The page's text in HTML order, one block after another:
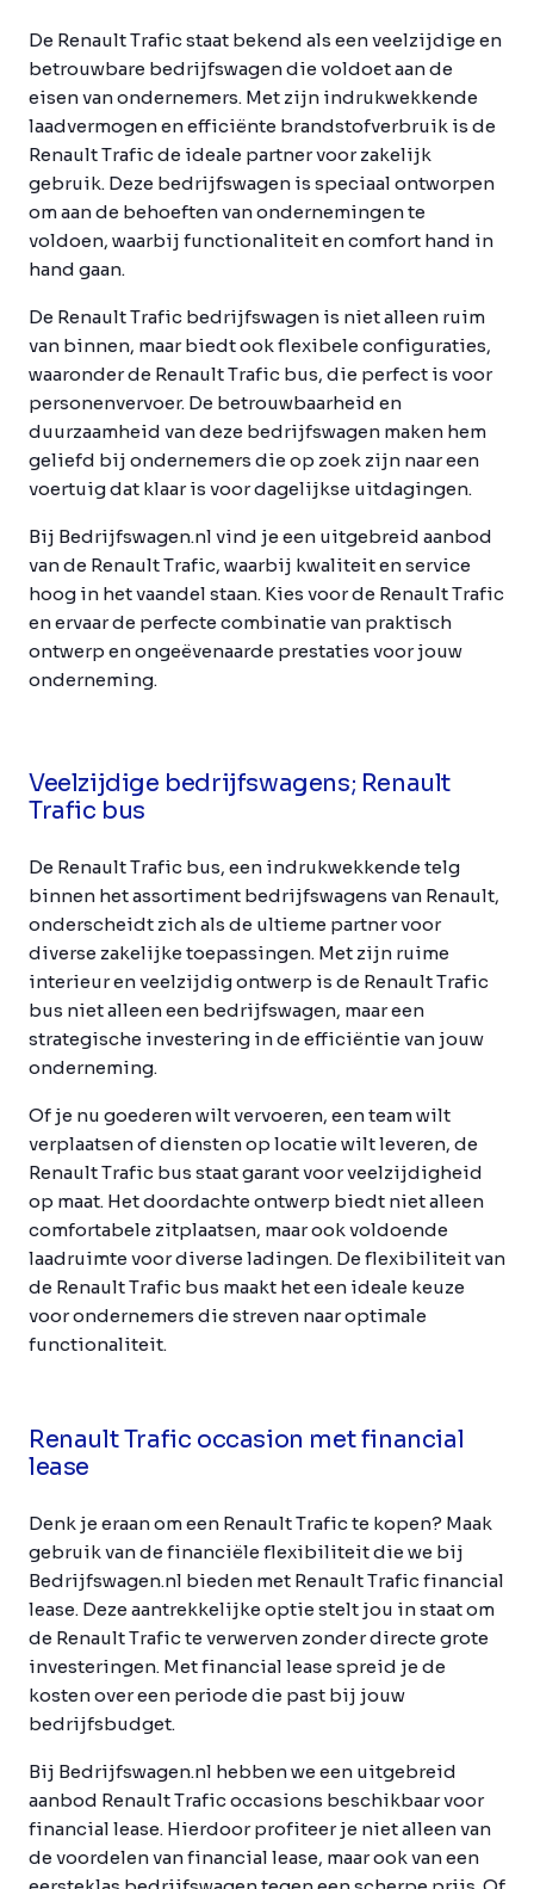
De Renault Trafic staat bekend als een veelzijdige en
betrouwbare bedrijfswagen die voldoet aan de
eisen van ondernemers. Met zijn indrukwekkende
laadvermogen en efficiënte brandstofverbruik is de
Renault Trafic de ideale partner voor zakelijk
gebruik. Deze bedrijfswagen is speciaal ontworpen
om aan de behoeften van ondernemingen te
voldoen, waarbij functionaliteit en comfort hand in
hand gaan.
De Renault Trafic bedrijfswagen is niet alleen ruim
van binnen, maar biedt ook flexibele configuraties,
waaronder de Renault Trafic bus, die perfect is voor
personenvervoer. De betrouwbaarheid en
duurzaamheid van deze bedrijfswagen maken hem
geliefd bij ondernemers die op zoek zijn naar een
voertuig dat klaar is voor dagelijkse uitdagingen.
Bij Bedrijfswagen.nl vind je een uitgebreid aanbod
van de Renault Trafic, waarbij kwaliteit en service
hoog in het vaandel staan. Kies voor de Renault Trafic
en ervaar de perfecte combinatie van praktisch
ontwerp en ongeëvenaarde prestaties voor jouw
onderneming.
Veelzijdige bedrijfswagens; Renault
Trafic bus
De Renault Trafic bus, een indrukwekkende telg
binnen het assortiment bedrijfswagens van Renault,
onderscheidt zich als de ultieme partner voor
diverse zakelijke toepassingen. Met zijn ruime
interieur en veelzijdig ontwerp is de Renault Trafic
bus niet alleen een bedrijfswagen, maar een
strategische investering in de efficiëntie van jouw
onderneming.
Of je nu goederen wilt vervoeren, een team wilt
verplaatsen of diensten op locatie wilt leveren, de
Renault Trafic bus staat garant voor veelzijdigheid
op maat. Het doordachte ontwerp biedt niet alleen
comfortabele zitplaatsen, maar ook voldoende
laadruimte voor diverse ladingen. De flexibiliteit van
de Renault Trafic bus maakt het een ideale keuze
voor ondernemers die streven naar optimale
functionaliteit.
Renault Trafic occasion met financial
lease
Denk je eraan om een Renault Trafic te kopen? Maak
gebruik van de financiële flexibiliteit die we bij
Bedrijfswagen.nl bieden met Renault Trafic financial
lease. Deze aantrekkelijke optie stelt jou in staat om
de Renault Trafic te verwerven zonder directe grote
investeringen. Met financial lease spreid je de
kosten over een periode die past bij jouw
bedrijfsbudget.
Bij Bedrijfswagen.nl hebben we een uitgebreid
aanbod Renault Trafic occasions beschikbaar voor
financial lease. Hierdoor profiteer je niet alleen van
de voordelen van financial lease, maar ook van een